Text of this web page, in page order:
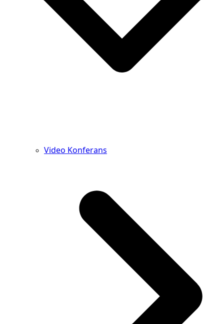
Video Konferans